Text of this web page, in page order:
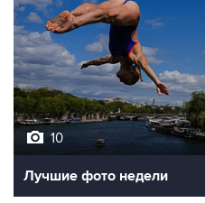
10
Лучшие фото недели